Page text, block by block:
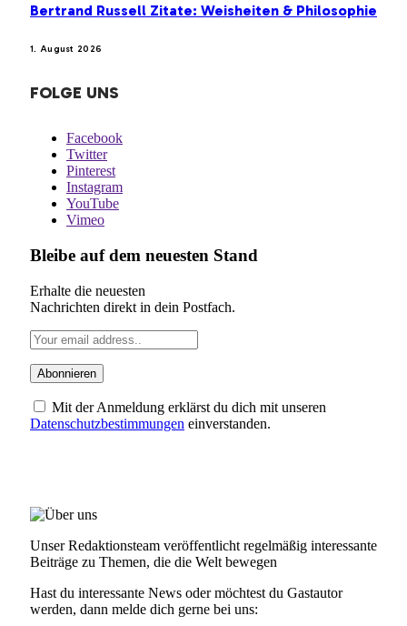
Bertrand Russell Zitate: Weisheiten & Philosophie
1. August 2026
FOLGE UNS
Facebook
Twitter
Pinterest
Instagram
YouTube
Vimeo
Bleibe auf dem neuesten Stand
Erhalte die neuesten
Nachrichten direkt in dein Postfach.
Mit der Anmeldung erklärst du dich mit unseren
Datenschutzbestimmungen einverstanden.
Unser Redaktionsteam veröffentlicht regelmäßig interessante
Beiträge zu Themen, die die Welt bewegen
Hast du interessante News oder möchtest du Gastautor
werden, dann melde dich gerne bei uns: